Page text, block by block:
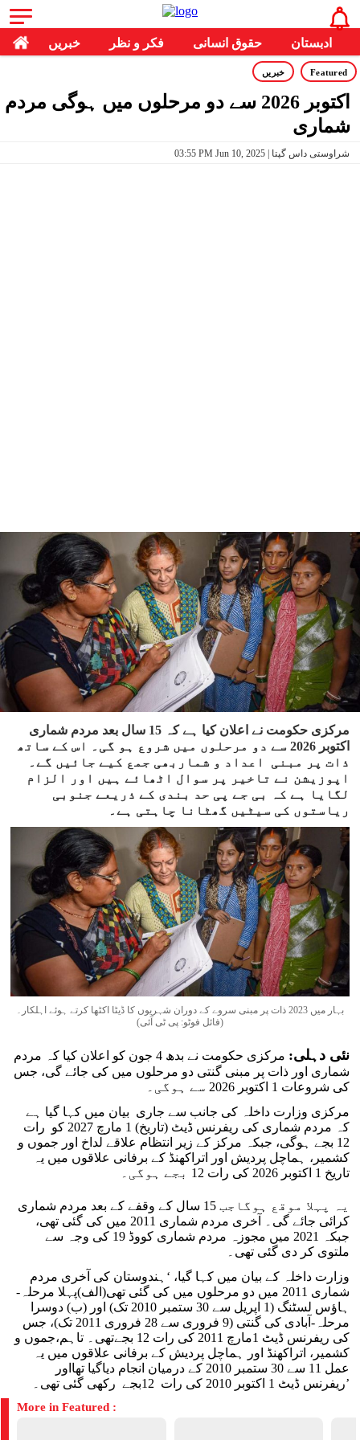
خبریں فکر و نظر حقوق انسانی ادبستان
Featured خبریں
اکتوبر 2026 سے دو مرحلوں میں ہوگی مردم
شماری
03:55 PM Jun 10, 2025 | شراوستی داس گپتا
مرکزی حکومت نے اعلان کیا ہے کہ 15 سال بعد مردم شماری
اکتوبر 2026 سے دو مرحلوں میں شروع ہو گی۔ اس کے ساتھ
ذات پر مبنی اعداد و شماربھی جمع کیے جائیں گے۔
اپوزیشن نے تاخیر پر سوال اٹھائے ہیں اور الزام
لگایا ہے کہ بی جے پی حد بندی کے ذریعے جنوبی
ریاستوں کی سیٹیں گھٹانا چاہتی ہے۔
بہار میں 2023 ذات پر مبنی سروے کے دوران شہریوں کا ڈیٹا اکٹھا کرتے ہوئے اہلکار۔
(فائل فوٹو: پی ٹی آئی)
نئی دہلی:
مرکزی حکومت نے بدھ 4 جون کو اعلان کیا کہ مردم
شماری اور ذات پر مبنی گنتی دو مرحلوں میں کی جائے گی، جس
کی شروعات 1 اکتوبر 2026 سے ہوگی۔
مرکزی وزارت داخلہ کی جانب سے جاری بیان میں کہا گیا ہے
کہ مردم شماری کی ریفرنس ڈیٹ (تاریخ) 1 مارچ 2027 کو رات
12 بجے ہوگی، جبکہ مرکز کے زیر انتظام علاقے لداخ اور جموں و
کشمیر، ہماچل پردیش اور اتراکھنڈ کے برفانی علاقوں میں یہ
تاریخ 1 اکتوبر 2026 کی رات 12 بجے ہوگی۔
یہ پہلا موقع ہوگاجب 15 سال کے وقفے کے بعد مردم شماری
کرائی جائے گی۔ آخری مردم شماری 2011 میں کی گئی تھی،
جبکہ 2021 میں مجوزہ مردم شماری کووڈ 19 کی وجہ سے
ملتوی کر دی گئی تھی۔
وزارت داخلہ کے بیان میں کہا گیا، ‘ہندوستان کی آخری مردم
شماری 2011 میں دو مرحلوں میں کی گئی تھی(الف)پہلا مرحلہ-
ہاؤس لسٹنگ (1 اپریل سے 30 ستمبر 2010 تک) اور (ب) دوسرا
مرحلہ-آبادی کی گنتی (9 فروری سے 28 فروری 2011 تک)، جس
کی ریفرنس ڈیٹ 1مارچ 2011 کی رات 12 بجےتھی۔ تاہم،جموں و
کشمیر، اتراکھنڈ اور ہماچل پردیش کے برفانی علاقوں میں یہ
عمل 11 سے 30 ستمبر 2010 کے درمیان انجام دیاگیا تھااور
ریفرنس ڈیٹ 1 اکتوبر 2010 کی رات 12بجے رکھی گئی تھی۔’
More in Featured :